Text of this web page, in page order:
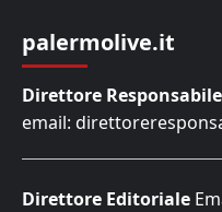
palermolive.it
Direttore Responsabile
email:
Direttore Editoriale